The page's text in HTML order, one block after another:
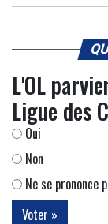
L'OL
Ligue des
Oui
Non
Ne se prononce